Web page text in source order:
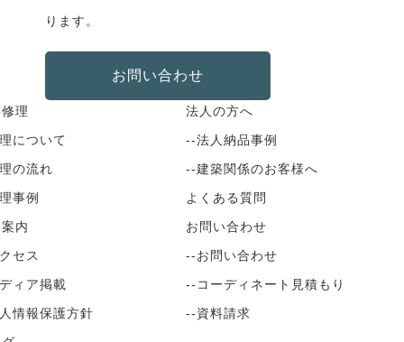
ります。
お問い合わせ
理
について
の流れ
事例
内
セス
ィア掲載
情報保護方針
法人の方へ
--法人納品事例
--建築関係のお客様へ
よくある質問
お問い合わせ
--お問い合わせ
--コーディネート見積もり
--資料請求